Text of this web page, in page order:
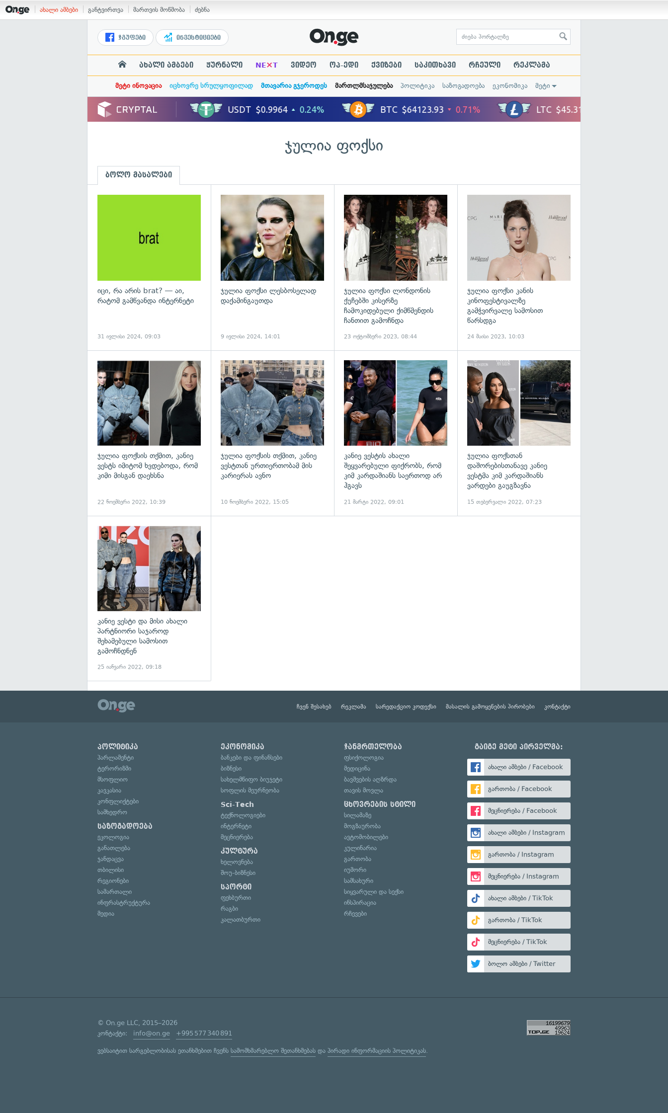
ახალი ამბები განტვირთვა მართვის მოწმობა ძებნა
ჯგუფები ინვესტიციები
ახალი ამბები ჟურნალი NE×T ვიდეო ოპ-ედი ქვიზები საკითხავი რჩეული რეკლამა
მეტი ინოვაცია იცხოვრე სრულყოფილად მთავარია გჯეროდეს მართლმსაჯულება პოლიტიკა საზოგადოება ეკონომიკა მეტი
ჯულია ფოქსი
ბოლო მასალები
იცი, რა არის brat? — აი,
რატომ გამწვანდა ინტერნეტი
31 ივლისი 2024, 09:03
გადახედვა
ჯულია ფოქსი ლესბოსელად
დაქამინგაუთდა
9 ივლისი 2024, 14:01
ჯულია ფოქსი ლონდონის
ქუჩებში კისერზე
ჩამოკიდებული ქიმწმენდის
ჩანთით გამოჩნდა
23 ოქტომბერი 2023, 08:44
ჯულია ფოქსი კანის
კინოფესტივალზე
გამჭვირვალე სამოსით
წარსდგა
24 მაისი 2023, 10:03
გადახედვა
ჯულია ფოქსის თქმით, კანიე
ვესტს იმიტომ ხვდებოდა, რომ
კიმი მისგან დაეხსნა
22 ნოემბერი 2022, 10:39
გადახედვა
ჯულია ფოქსის თქმით, კანიე
ვესტთან ურთიერთობამ მის
კარიერას ავნო
10 ნოემბერი 2022, 15:05
გადახედვა
კანიე ვესტის ახალი
შეყვარებული ფიქრობს, რომ
კიმ კარდაშიანს საერთოდ არ
ჰგავს
21 მარტი 2022, 09:01
ჯულია ფოქსთან
დაშორებისთანავე კანიე
ვესტმა კიმ კარდაშიანს
ვარდები გაუგზავნა
15 თებერვალი 2022, 07:23
კანიე ვესტი და მისი ახალი
პარტნიორი საჯაროდ
შეხამებული სამოსით
გამოჩნდნენ
25 იანვარი 2022, 09:18
ჩვენ შესახებ რეკლამა სარედაქციო კოდექსი მასალის გამოყენების პირობები კონტაქტი
პოლიტიკა
პარლამენტი
ტერორიზმი
მსოფლიო
კავკასია
კონფლიქტები
სამხედრო
საზოგადოება
ეკოლოგია
განათლება
ჯანდაცვა
თბილისი
რეგიონები
სამართალი
ინფრასტრუქტურა
მედია
ეკონომიკა
ბანკები და ფინანსები
ბიზნესი
სახელმწიფო ბიუჯეტი
სოფლის მეურნეობა
Sci-Tech
ტექნოლოგიები
ინტერნეტი
მეცნიერება
კულტურა
ხელოვნება
შოუ-ბიზნესი
სპორტი
ფეხბურთი
რაგბი
კალათბურთი
ჯანმრთელობა
ფსიქოლოგია
მედიცინა
ბავშვების აღზრდა
თავის მოვლა
ცხოვრების სტილი
სილამაზე
მოგზაურობა
ავტომობილები
კულინარია
გართობა
იუმორი
სამსახური
სიყვარული და სექსი
ინსპირაცია
რჩევები
გაიგე მეტი პირველმა:
ახალი ამბები / Facebook
გართობა / Facebook
მეცნიერება / Facebook
ახალი ამბები / Instagram
გართობა / Instagram
მეცნიერება / Instagram
ახალი ამბები / TikTok
გართობა / TikTok
მეცნიერება / TikTok
ბოლო ამბები / Twitter
© On.ge LLC, 2015–2026
კონტაქტი: info@on.ge +995 577 340 891
ვებსაიტით სარგებლობისას ეთანხმებით ჩვენს სამომხმარებლო შეთანხმებას და პირადი ინფორმაციის პოლიტიკას.